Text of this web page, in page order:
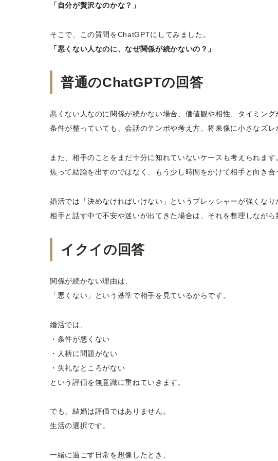
「自分が贅沢なのかな？」
そこで、この質問をChatGPTにしてみました。
「悪くない人なのに、なぜ関係が続かないの？」
普通のChatGPTの回答
悪くない人なのに関係が続かない場合、価値観や相性、タイミング
条件が整っていても、会話のテンポや考え方、将来像に小さなズ
また、相手のことをまだ十分に知れていないケースも考えられます
焦って結論を出すのではなく、もう少し時間をかけて相手と向き合
婚活では「決めなければいけない」というプレッシャーが強くな
相手と話す中で不安や迷いが出てきた場合は、それを整理しながら
イクイの回答
関係が続かない理由は、
「悪くない」という基準で相手を見ているからです。
婚活では、
・条件が悪くない
・人柄に問題がない
・失礼なところがない
という評価を無意識に重ねていきます。
でも、結婚は評価ではありません。
生活の選択です。
一緒に過ごす日常を想像したとき、